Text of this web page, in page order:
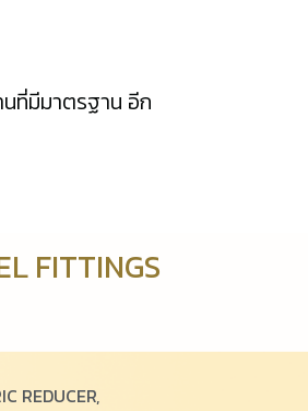
ที่มีมาตรฐาน อีก
FITTINGS
REDUCER,